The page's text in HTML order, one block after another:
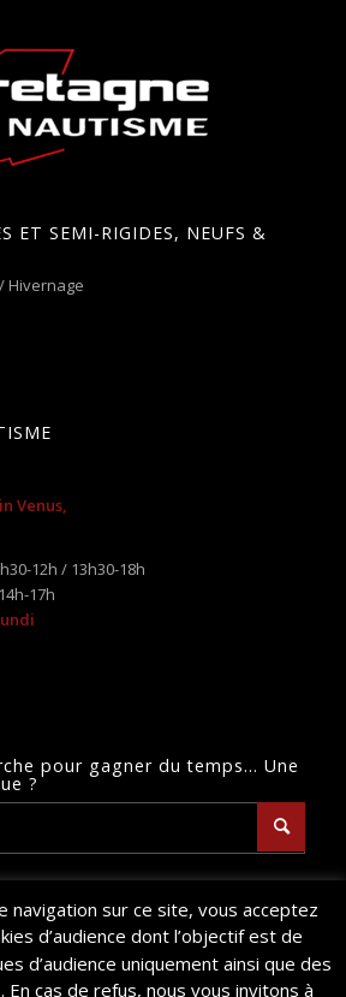
ET SEMI-RIGIDES, NEUFS &
Hivernage
Venus,
12h / 13h30-18h
17h
pour gagner du temps… Une
?
Nautisme - Site réalisé par Caroline Jan
navigation sur ce site, vous acceptez
d’audience dont l’objectif est de
d’audience uniquement ainsi que des
En cas de refus, nous vous invitons à